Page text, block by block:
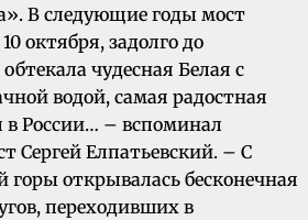
В следующие годы мост
октября, задолго до
чудесная Белая с
водой, самая радостная
в России… – вспоминал
Сергей Елпатьевский. – С
горы открывалась бесконечная
переходивших в